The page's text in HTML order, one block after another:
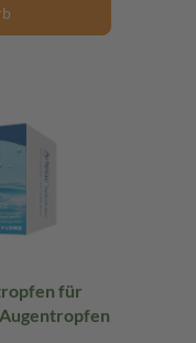
für